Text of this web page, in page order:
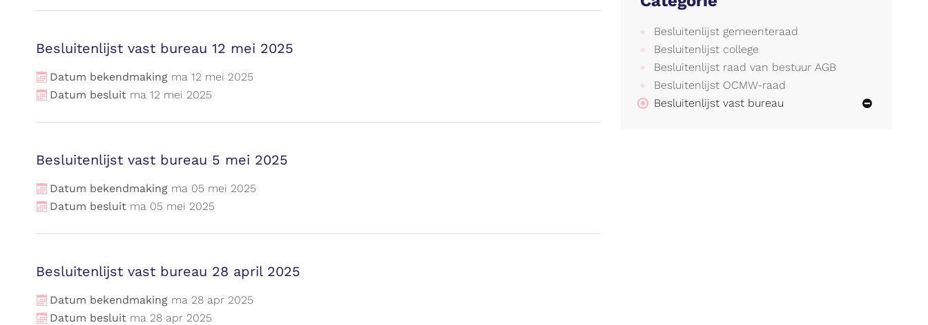
Besluitenlijst vast bureau 12 mei 2025
Datum bekendmaking ma 12 mei 2025
Datum besluit ma 12 mei 2025
Besluitenlijst vast bureau 5 mei 2025
Datum bekendmaking ma 05 mei 2025
Datum besluit ma 05 mei 2025
Besluitenlijst vast bureau 28 april 2025
Datum bekendmaking ma 28 apr 2025
Datum besluit ma 28 apr 2025
Besluitenlijst gemeenteraad
Besluitenlijst college
Besluitenlijst raad van bestuur AGB
Besluitenlijst OCMW-raad
Besluitenlijst vast bureau